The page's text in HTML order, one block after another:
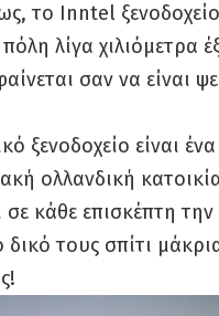
το Inntel
λίγα χιλιόμετρα
σαν να είναι
ξενοδοχείο είναι
ολλανδική
κάθε επισκέπτη την
δικό τους σπίτι